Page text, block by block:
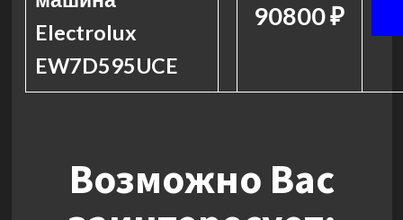
Electrolux
EW7D595UCE
90800 ₽
Возможно Вас